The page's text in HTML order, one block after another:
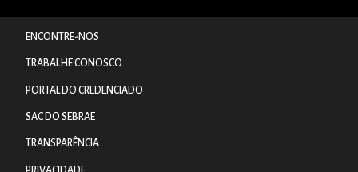
ENCONTRE-NOS
TRABALHE CONOSCO
PORTAL DO CREDENCIADO
SAC DO SEBRAE
TRANSPARÊNCIA